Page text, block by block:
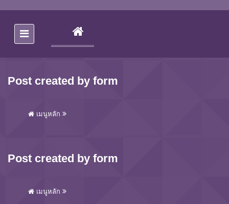
(CURRENT)
Post created by form
เมนูหลัก
Post created by form
เมนูหลัก